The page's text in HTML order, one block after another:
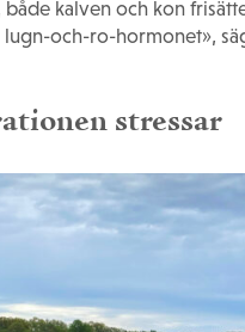
både kalven och kon
och-ro-hormonet»,
stressar